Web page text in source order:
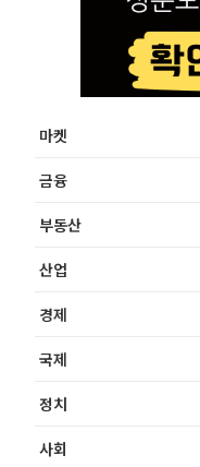
마켓
금융
부동산
산업
경제
국제
정치
사회